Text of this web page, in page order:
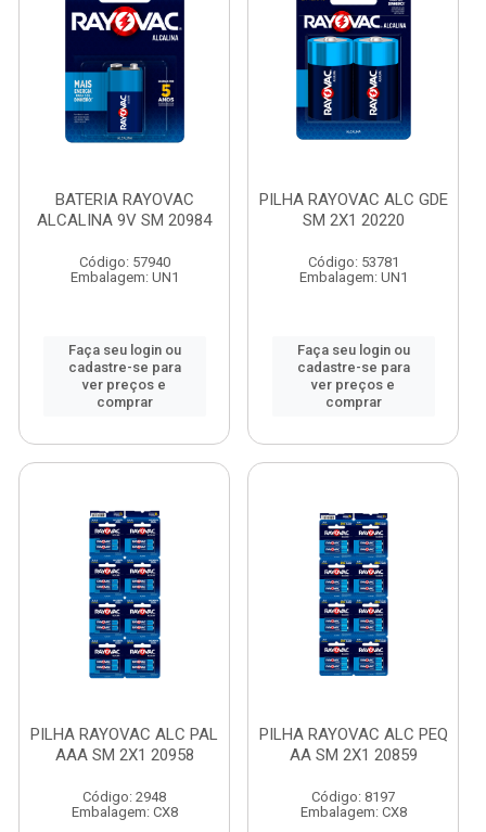
BATERIA RAYOVAC
ALCALINA 9V SM 20984
Código: 57940
Embalagem: UN1
Faça seu login ou
cadastre-se para
ver preços e
comprar
PILHA RAYOVAC ALC GDE
SM 2X1 20220
Código: 53781
Embalagem: UN1
Faça seu login ou
cadastre-se para
ver preços e
comprar
PILHA RAYOVAC ALC PAL
AAA SM 2X1 20958
Código: 2948
Embalagem: CX8
PILHA RAYOVAC ALC PEQ
AA SM 2X1 20859
Código: 8197
Embalagem: CX8